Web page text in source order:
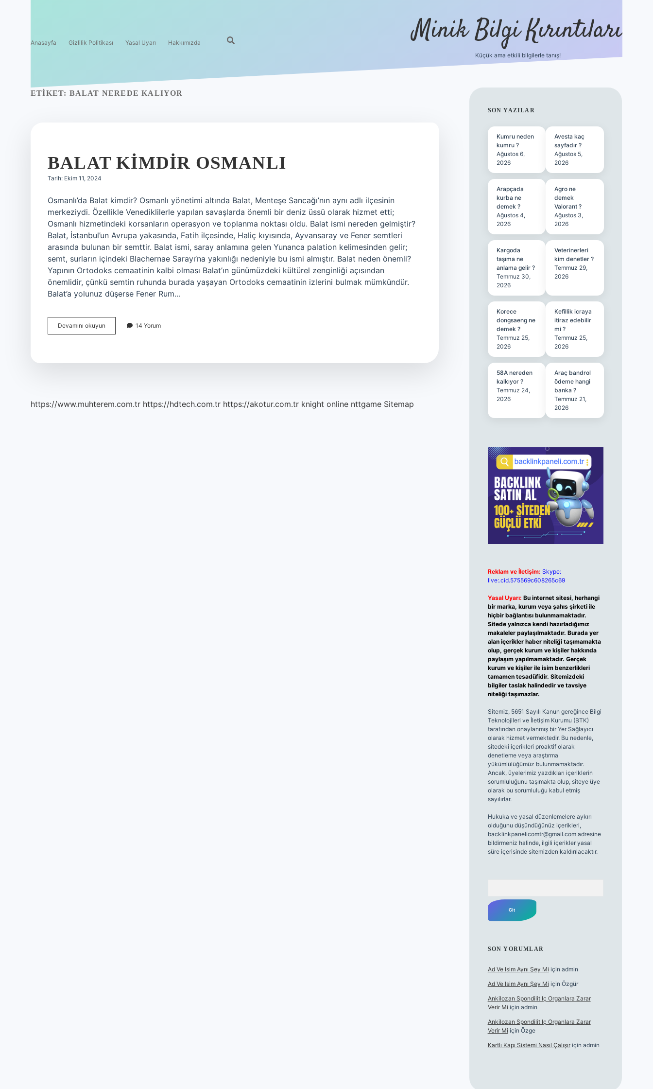
Anasayfa Gizlilik Politikası Yasal Uyarı Hakkımızda Minik Bilgi Kırıntıları
Küçük ama etkili bilgilerle tanış!
ETIKET: BALAT NEREDE KALIYOR
BALAT KIMDIR OSMANLI
Tarih: Ekim 11, 2024
Osmanlı’da Balat kimdir? Osmanlı yönetimi altında Balat, Menteşe Sancağı’nın aynı adlı ilçesinin
merkeziydi. Özellikle Venediklilerle yapılan savaşlarda önemli bir deniz üssü olarak hizmet etti;
Osmanlı hizmetindeki korsanların operasyon ve toplanma noktası oldu. Balat ismi nereden gelmiştir?
Balat, İstanbul’un Avrupa yakasında, Fatih ilçesinde, Haliç kıyısında, Ayvansaray ve Fener semtleri
arasında bulunan bir semttir. Balat ismi, saray anlamına gelen Yunanca palation kelimesinden gelir;
semt, surların içindeki Blachernae Sarayı’na yakınlığı nedeniyle bu ismi almıştır. Balat neden önemli?
Yapının Ortodoks cemaatinin kalbi olması Balat’ın günümüzdeki kültürel zenginliği açısından
önemlidir, çünkü semtin ruhunda burada yaşayan Ortodoks cemaatinin izlerini bulmak mümkündür.
Balat’a yolunuz düşerse Fener Rum…
Devamını okuyun
Kimdir
14 Yorum
https://www.muhterem.com.tr https://hdtech.com.tr https://akotur.com.tr knight online nttgame Sitemap
SIDEBAR
SON YAZILAR
Kumru neden
kumru ?
Ağustos 6,
2026
Avesta kaç
sayfadır ?
Ağustos 5,
2026
Arapçada
kurba ne
demek ?
Ağustos 4,
2026
Agro ne
demek
Valorant ?
Ağustos 3,
2026
Kargoda
taşıma ne
anlama gelir ?
Temmuz 30,
2026
Veterinerleri
kim denetler ?
Temmuz 29,
2026
Korece
dongsaeng ne
demek ?
Temmuz 25,
2026
Kefillik icraya
itiraz edebilir
mi ?
Temmuz 25,
2026
58A nereden
kalkıyor ?
Temmuz 24,
2026
Araç bandrol
ödeme hangi
banka ?
Temmuz 21,
2026
Reklam ve İletişim: Skype:
live:.cid.575569c608265c69
Yasal Uyarı: Bu internet sitesi, herhangi
bir marka, kurum veya şahıs şirketi ile
hiçbir bağlantısı bulunmamaktadır.
Sitede yalnızca kendi hazırladığımız
makaleler paylaşılmaktadır. Burada yer
alan içerikler haber niteliği taşımamakta
olup, gerçek kurum ve kişiler hakkında
paylaşım yapılmamaktadır. Gerçek
kurum ve kişiler ile isim benzerlikleri
tamamen tesadüfidir. Sitemizdeki
bilgiler taslak halindedir ve tavsiye
niteliği taşımazlar.
Sitemiz, 5651 Sayılı Kanun gereğince Bilgi
Teknolojileri ve İletişim Kurumu (BTK)
tarafından onaylanmış bir Yer Sağlayıcı
olarak hizmet vermektedir. Bu nedenle,
sitedeki içerikleri proaktif olarak
denetleme veya araştırma
yükümlülüğümüz bulunmamaktadır.
Ancak, üyelerimiz yazdıkları içeriklerin
sorumluluğunu taşımakta olup, siteye üye
olarak bu sorumluluğu kabul etmiş
sayılırlar.
Hukuka ve yasal düzenlemelere aykırı
olduğunu düşündüğünüz içerikleri,
backlinkpanelicomtr@gmail.comadresine
bildirmeniz halinde, ilgili içerikler yasal
süre içerisinde sitemizden kaldırılacaktır.
SON YORUMLAR
Ad Ve Isim Aynı Şey Mi için admin
Ad Ve Isim Aynı Şey Mi için Özgür
Ankilozan Spondilit Iç Organlara Zarar
Verir Mi için admin
Ankilozan Spondilit Iç Organlara Zarar
Verir Mi için Özge
Kartlı Kapı Sistemi Nasıl Çalışıriçin admin
ilbet